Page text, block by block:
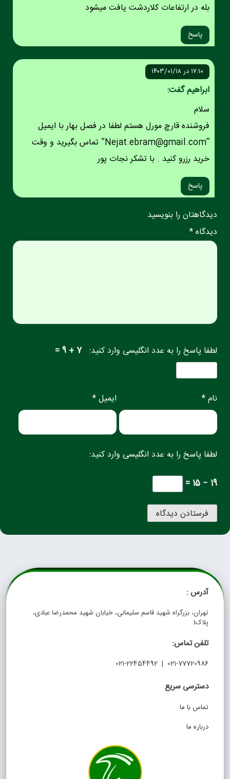
بله در ارتفاعات کلاردشت یافت میشود
پاسخ
۱۷:۱۰ در ۱۴۰۳/۰۱/۱۸
ابراهیم گفت:
سلام
فروشنده قارچ مورل هستم لطفا در فصل بهار با ایمیل
“Nejat.ebram@gmail.com” تماس بگیرید و وقت
خرید رزرو کنید . با تشکر نجات پور
پاسخ
دیدگاهتان را بنویسید
دیدگاه *
لطفا پاسخ را به عدد انگلیسی وارد کنید: 7 + 9 =
نام * ایمیل *
لطفا پاسخ را به عدد انگلیسی وارد کنید:
19 − 15 =
آدرس :
تهران، بزرگراه شهید قاسم سلیمانی، خیابان شهید محمدرضا عبادی،
پلاک1
تلفن تماس:
021-77720986 | 021-22454492
دسترسی سریع
تماس با ما
درباره ما